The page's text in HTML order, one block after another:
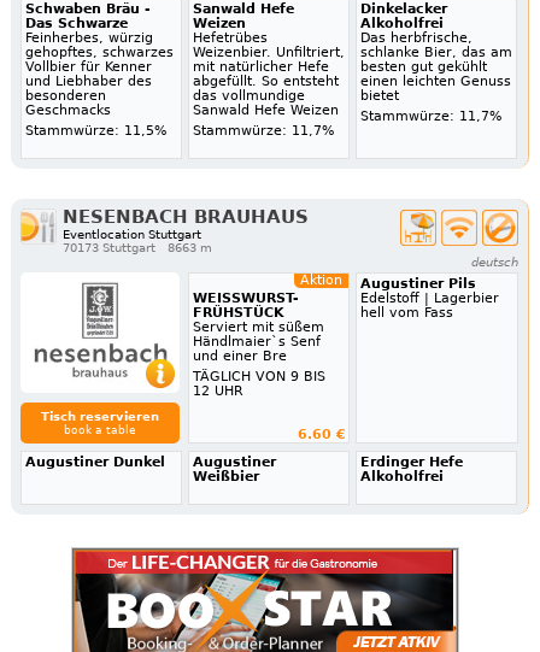
Schwaben Bräu -
Das Schwarze
Feinherbes, würzig
gehopftes, schwarzes
Vollbier für Kenner
und Liebhaber des
besonderen
Geschmacks
Stammwürze: 11,5%
Sanwald Hefe
Weizen
Hefetrübes
Weizenbier. Unfiltriert,
mit natürlicher Hefe
abgefüllt. So entsteht
das vollmundige
Sanwald Hefe Weizen
Stammwürze: 11,7%
Dinkelacker
Alkoholfrei
Das herbfrische,
schlanke Bier, das am
besten gut gekühlt
einen leichten Genuss
bietet
Stammwürze: 11,7%
NESENBACH BRAUHAUS
Eventlocation Stuttgart
70173 Stuttgart
8663 m
deutsch
Tisch reservieren
book a table
Aktion
WEISSWURST-
FRÜHSTÜCK
Serviert mit süßem
Händlmaier`s Senf
und einer Bre
TÄGLICH VON 9 BIS
12 UHR
6.60 €
Augustiner Pils
Edelstoff | Lagerbier
hell vom Fass
Augustiner Dunkel
Augustiner
Weißbier
Erdinger Hefe
Alkoholfrei